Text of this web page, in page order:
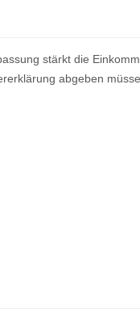
stärkt die
abgeben